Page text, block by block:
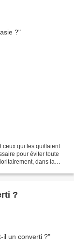
ceux qui les quittaient
pour éviter toute
dans la
?